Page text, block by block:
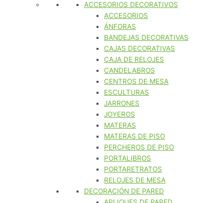
ACCESORIOS DECORATIVOS
ACCESORIOS
ÁNFORAS
BANDEJAS DECORATIVAS
CAJAS DECORATIVAS
CAJA DE RELOJES
CANDELABROS
CENTROS DE MESA
ESCULTURAS
JARRONES
JOYEROS
MATERAS
MATERAS DE PISO
PERCHEROS DE PISO
PORTALIBROS
PORTARETRATOS
RELOJES DE MESA
DECORACIÓN DE PARED